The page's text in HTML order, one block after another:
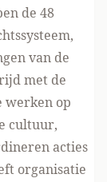
de 48
van de
met de
werken op
cultuur,
acties
organisatie